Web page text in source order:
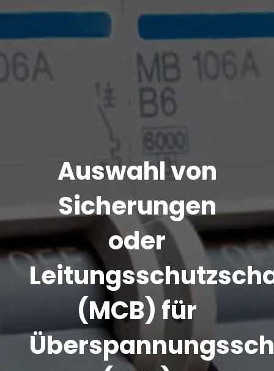
Auswahl von
Sicherungen
oder
(MCB) für